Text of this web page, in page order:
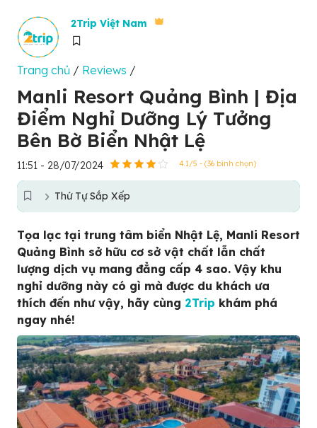
2Trip Việt Nam
Trang chủ / Reviews /
Manli Resort Quảng Bình | Địa
Điểm Nghỉ Dưỡng Lý Tưởng
Bên Bờ Biển Nhật Lệ
11:51 - 28/07/2024 4.1/5 - (36 bình chọn)
Thứ Tự Sắp Xếp
Tọa lạc tại trung tâm biển Nhật Lệ, Manli Resort
Quảng Bình sở hữu cơ sở vật chất lẫn chất
lượng dịch vụ mang đẳng cấp 4 sao. Vậy khu
nghỉ dưỡng này có gì mà được du khách ưa
thích đến như vậy, hãy cùng 2Trip khám phá
ngay nhé!